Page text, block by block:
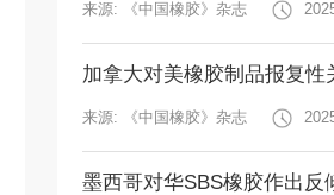
来源: 《中国橡胶》杂志
加拿大对美橡胶制品报复性
来源: 《中国橡胶》杂志
墨西哥对华SBS橡胶作出反